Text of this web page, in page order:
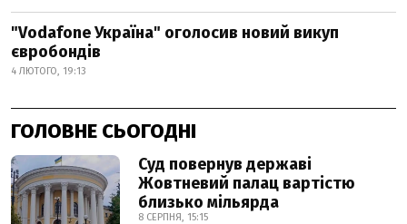
"Vodafone Україна" оголосив новий викуп
євробондів
4 ЛЮТОГО, 19:13
ГОЛОВНЕ СЬОГОДНІ
Суд повернув державі
Жовтневий палац вартістю
близько мільярда
8 СЕРПНЯ, 15:15